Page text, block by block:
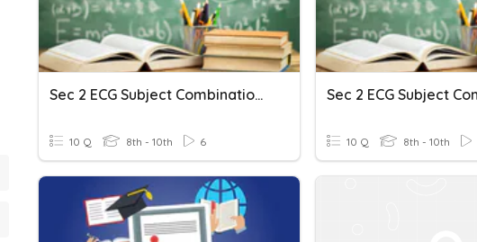
Sec 2 ECG Subject Combination Talk
10 Q 8th - 10th 6 10 Q 8th - 10th